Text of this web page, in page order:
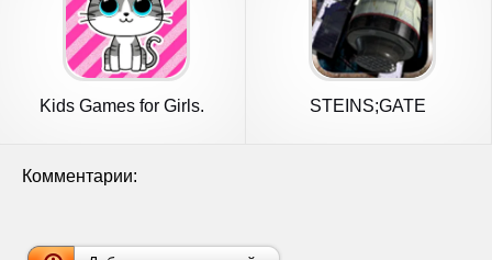
Kids Games for Girls.
STEINS;GATE
Комментарии: